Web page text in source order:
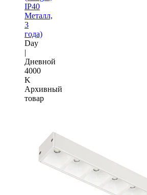
IP40
Металл,
3
года)
Day
|
Дневной
4000
K
Архивный
товар